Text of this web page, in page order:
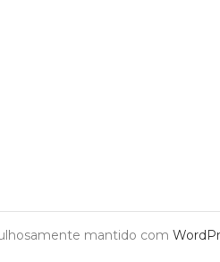
mantido com